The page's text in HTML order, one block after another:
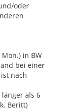
oder
in BW
bei einer
nach
als 6
Beritt)